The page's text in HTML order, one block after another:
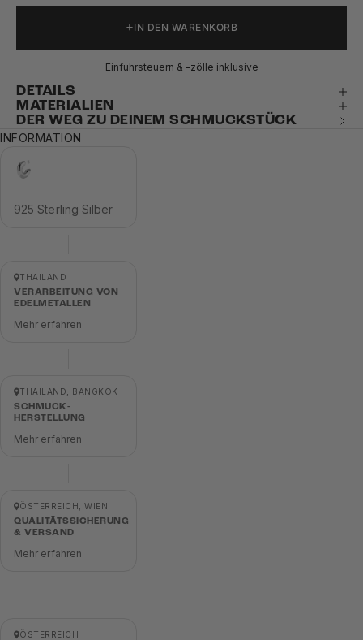
IN DEN WARENKORB
Einfuhrsteuern & -zölle inklusive
DETAILS
MATERIALIEN
DER WEG ZU DEINEM SCHMUCKSTÜCK
INFORMATION
925 Sterling Silber
THAILAND
VERARBEITUNG VON
EDELMETALLEN
Mehr erfahren
THAILAND, BANGKOK
SCHMUCK-
HERSTELLUNG
Mehr erfahren
ÖSTERREICH, WIEN
QUALITÄTSSICHERUNG
& VERSAND
Mehr erfahren
ÖSTERREICH